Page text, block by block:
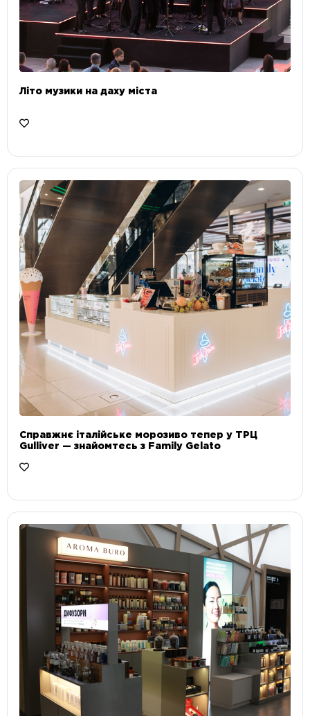
Літо музики на даху міста
Справжнє італійське морозиво тепер у ТРЦ
Gulliver — знайомтесь з Family Gelato